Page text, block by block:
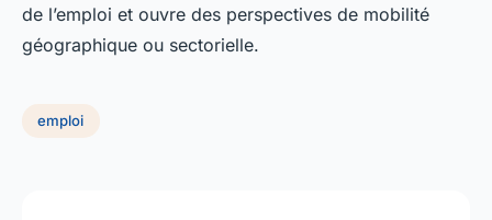
de l’emploi et ouvre des perspectives de mobilité
géographique ou sectorielle.
emploi